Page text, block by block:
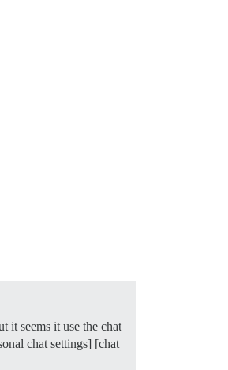
it seems it use the chat
chat settings] [chat